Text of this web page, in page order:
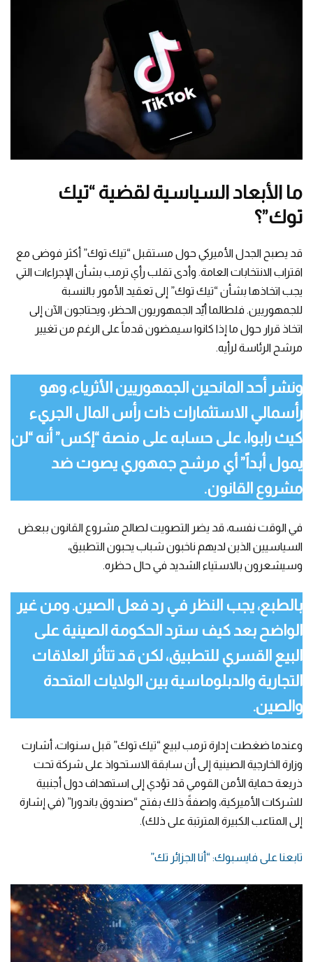
ما الأبعاد السياسية لقضية “تيك
توك”؟
قد يصبح الجدل الأميركي حول مستقبل “تيك توك” أكثر فوضى مع
اقتراب الانتخابات العامة. وأدى تقلب رأي ترمب بشأن الإجراءات التي
يجب اتخاذها بشأن “تيك توك” إلى تعقيد الأمور بالنسبة
للجمهوريين. فلطالما أيّد الجمهوريون الحظر، ويحتاجون الآن إلى
اتخاذ قرار حول ما إذا كانوا سيمضون قدماً على الرغم من تغيير
مرشح الرئاسة لرأيه.
ونشر أحد المانحين الجمهوريين الأثرياء، وهو
رأسمالي الاستثمارات ذات رأس المال الجريء
كيث رابوا، على حسابه على منصة “إكس” أنه “لن
يمول أبداً” أي مرشح جمهوري يصوت ضد
مشروع القانون.
في الوقت نفسه، قد يضر التصويت لصالح مشروع القانون ببعض
السياسيين الذين لديهم ناخبون شباب يحبون التطبيق،
وسيشعرون بالاستياء الشديد في حال حظره.
بالطبع، يجب النظر في رد فعل الصين. ومن غير
الواضح بعد كيف سترد الحكومة الصينية على
البيع القسري للتطبيق، لكن قد تتأثر العلاقات
التجارية والدبلوماسية بين الولايات المتحدة
والصين.
وعندما ضغطت إدارة ترمب لبيع “تيك توك” قبل سنوات، أشارت
وزارة الخارجية الصينية إلى أن سابقة الاستحواذ على شركة تحت
ذريعة حماية الأمن القومي قد تؤدي إلى استهداف دول أجنبية
للشركات الأميركية، واصفةً ذلك بفتح “صندوق باندورا” (في إشارة
إلى المتاعب الكبيرة المترتبة على ذلك).
تابعنا على فايسبوك: “أنا الجزائر تك”